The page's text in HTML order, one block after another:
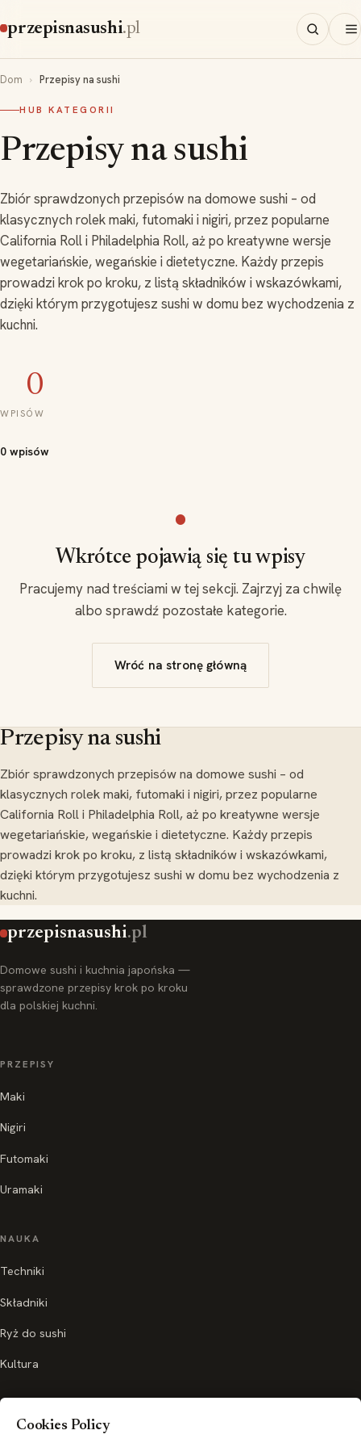
przepisnasushi.pl
Dom Przepisy na sushi
HUB KATEGORII
Przepisy na sushi
Zbiór sprawdzonych przepisów na domowe sushi – od
klasycznych rolek maki, futomaki i nigiri, przez popularne
California Roll i Philadelphia Roll, aż po kreatywne wersje
wegetariańskie, wegańskie i dietetyczne. Każdy przepis
prowadzi krok po kroku, z listą składników i wskazówkami,
dzięki którym przygotujesz sushi w domu bez wychodzenia z
kuchni.
0
WPISÓW
0 wpisów
Wkrótce pojawią się tu wpisy
Pracujemy nad treściami w tej sekcji. Zajrzyj za chwilę
albo sprawdź pozostałe kategorie.
Wróć na stronę główną
Przepisy na sushi
Zbiór sprawdzonych przepisów na domowe sushi – od
klasycznych rolek maki, futomaki i nigiri, przez popularne
California Roll i Philadelphia Roll, aż po kreatywne wersje
wegetariańskie, wegańskie i dietetyczne. Każdy przepis
prowadzi krok po kroku, z listą składników i wskazówkami,
dzięki którym przygotujesz sushi w domu bez wychodzenia z
kuchni.
przepisnasushi.pl
Domowe sushi i kuchnia japońska —
sprawdzone przepisy krok po kroku
dla polskiej kuchni.
PRZEPISY
Maki
Nigiri
Futomaki
Uramaki
NAUKA
Techniki
Składniki
Ryż do sushi
Kultura
Cookies Policy